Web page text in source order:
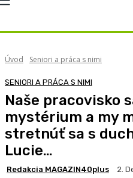
Úvod Seniori a práca s nimi
SENIORI A PRÁCA S NIMI
Naše pracovisko
mystérium a my
stretnúť sa s
Lucie…
Redakcia MAGAZIN40plus 2.